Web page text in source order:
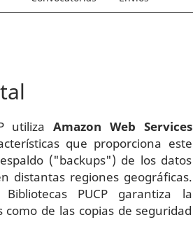
utilizaAmazon Web Services
que proporciona este
("backups") de los datos
distantas regiones geográficas.
PUCP garantiza la
de las copias de seguridad